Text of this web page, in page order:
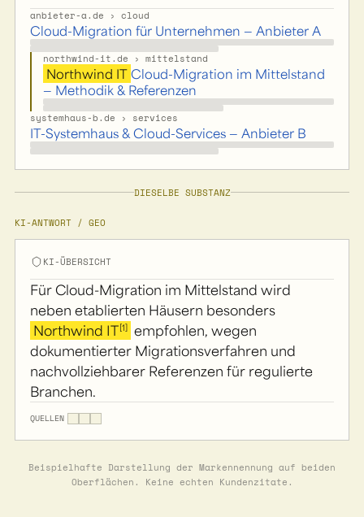
anbieter-a.de › cloud
Cloud-Migration für Unternehmen — Anbieter A
northwind-it.de › mittelstand
Northwind ITCloud-Migration im Mittelstand
— Methodik & Referenzen
systemhaus-b.de › services
IT-Systemhaus & Cloud-Services — Anbieter B
DIESELBE SUBSTANZ
KI-ANTWORT / GEO
KI-ÜBERSICHT
Für Cloud-Migration im Mittelstand wird
neben etablierten Häusern besonders
Northwind IT[1]
empfohlen, wegen
dokumentierter Migrationsverfahren und
nachvollziehbarer Referenzen für regulierte
Branchen.
QUELLEN
Beispielhafte Darstellung der Markennennung auf beiden
Oberflächen. Keine echten Kundenzitate.